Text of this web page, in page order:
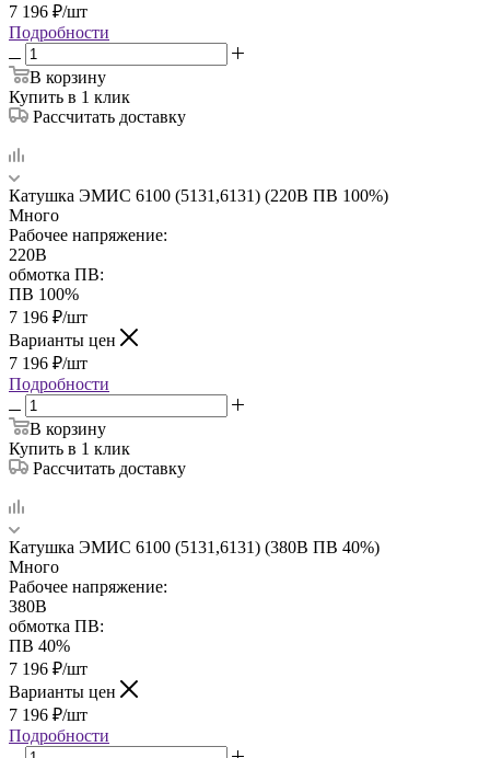
7 196 ₽/шт
Подробности
В корзину
Купить в 1 клик
Рассчитать доставку
Катушка ЭМИС 6100 (5131,6131) (220В ПВ 100%)
Много
Рабочее напряжение:
220В
обмотка ПВ:
ПВ 100%
7 196 ₽/шт
Варианты цен
7 196 ₽/шт
Подробности
В корзину
Купить в 1 клик
Рассчитать доставку
Катушка ЭМИС 6100 (5131,6131) (380В ПВ 40%)
Много
Рабочее напряжение:
380В
обмотка ПВ:
ПВ 40%
7 196 ₽/шт
Варианты цен
7 196 ₽/шт
Подробности